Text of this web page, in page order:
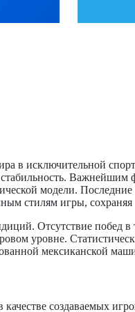
в исключительной
Важнейшим
модели.
стилям игры,
Отсутствие побед
уровне.
мексиканской
создаваемых